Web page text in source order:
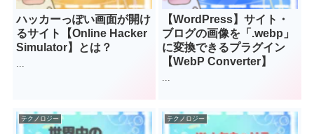
ハッカーっぽい画面が開け
るサイト【Online Hacker
Simulator】とは？
...
【WordPress】サイト・
ブログの画像を「.webp」
に変換できるプラグイン
【WebP Converter】
...
テクノロジー テクノロジー